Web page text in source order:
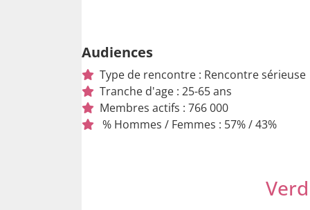
Audiences
Type de rencontre : Rencontre sérieuse
Tranche d'age : 25-65 ans
Membres actifs : 766 000
% Hommes / Femmes : 57% / 43%